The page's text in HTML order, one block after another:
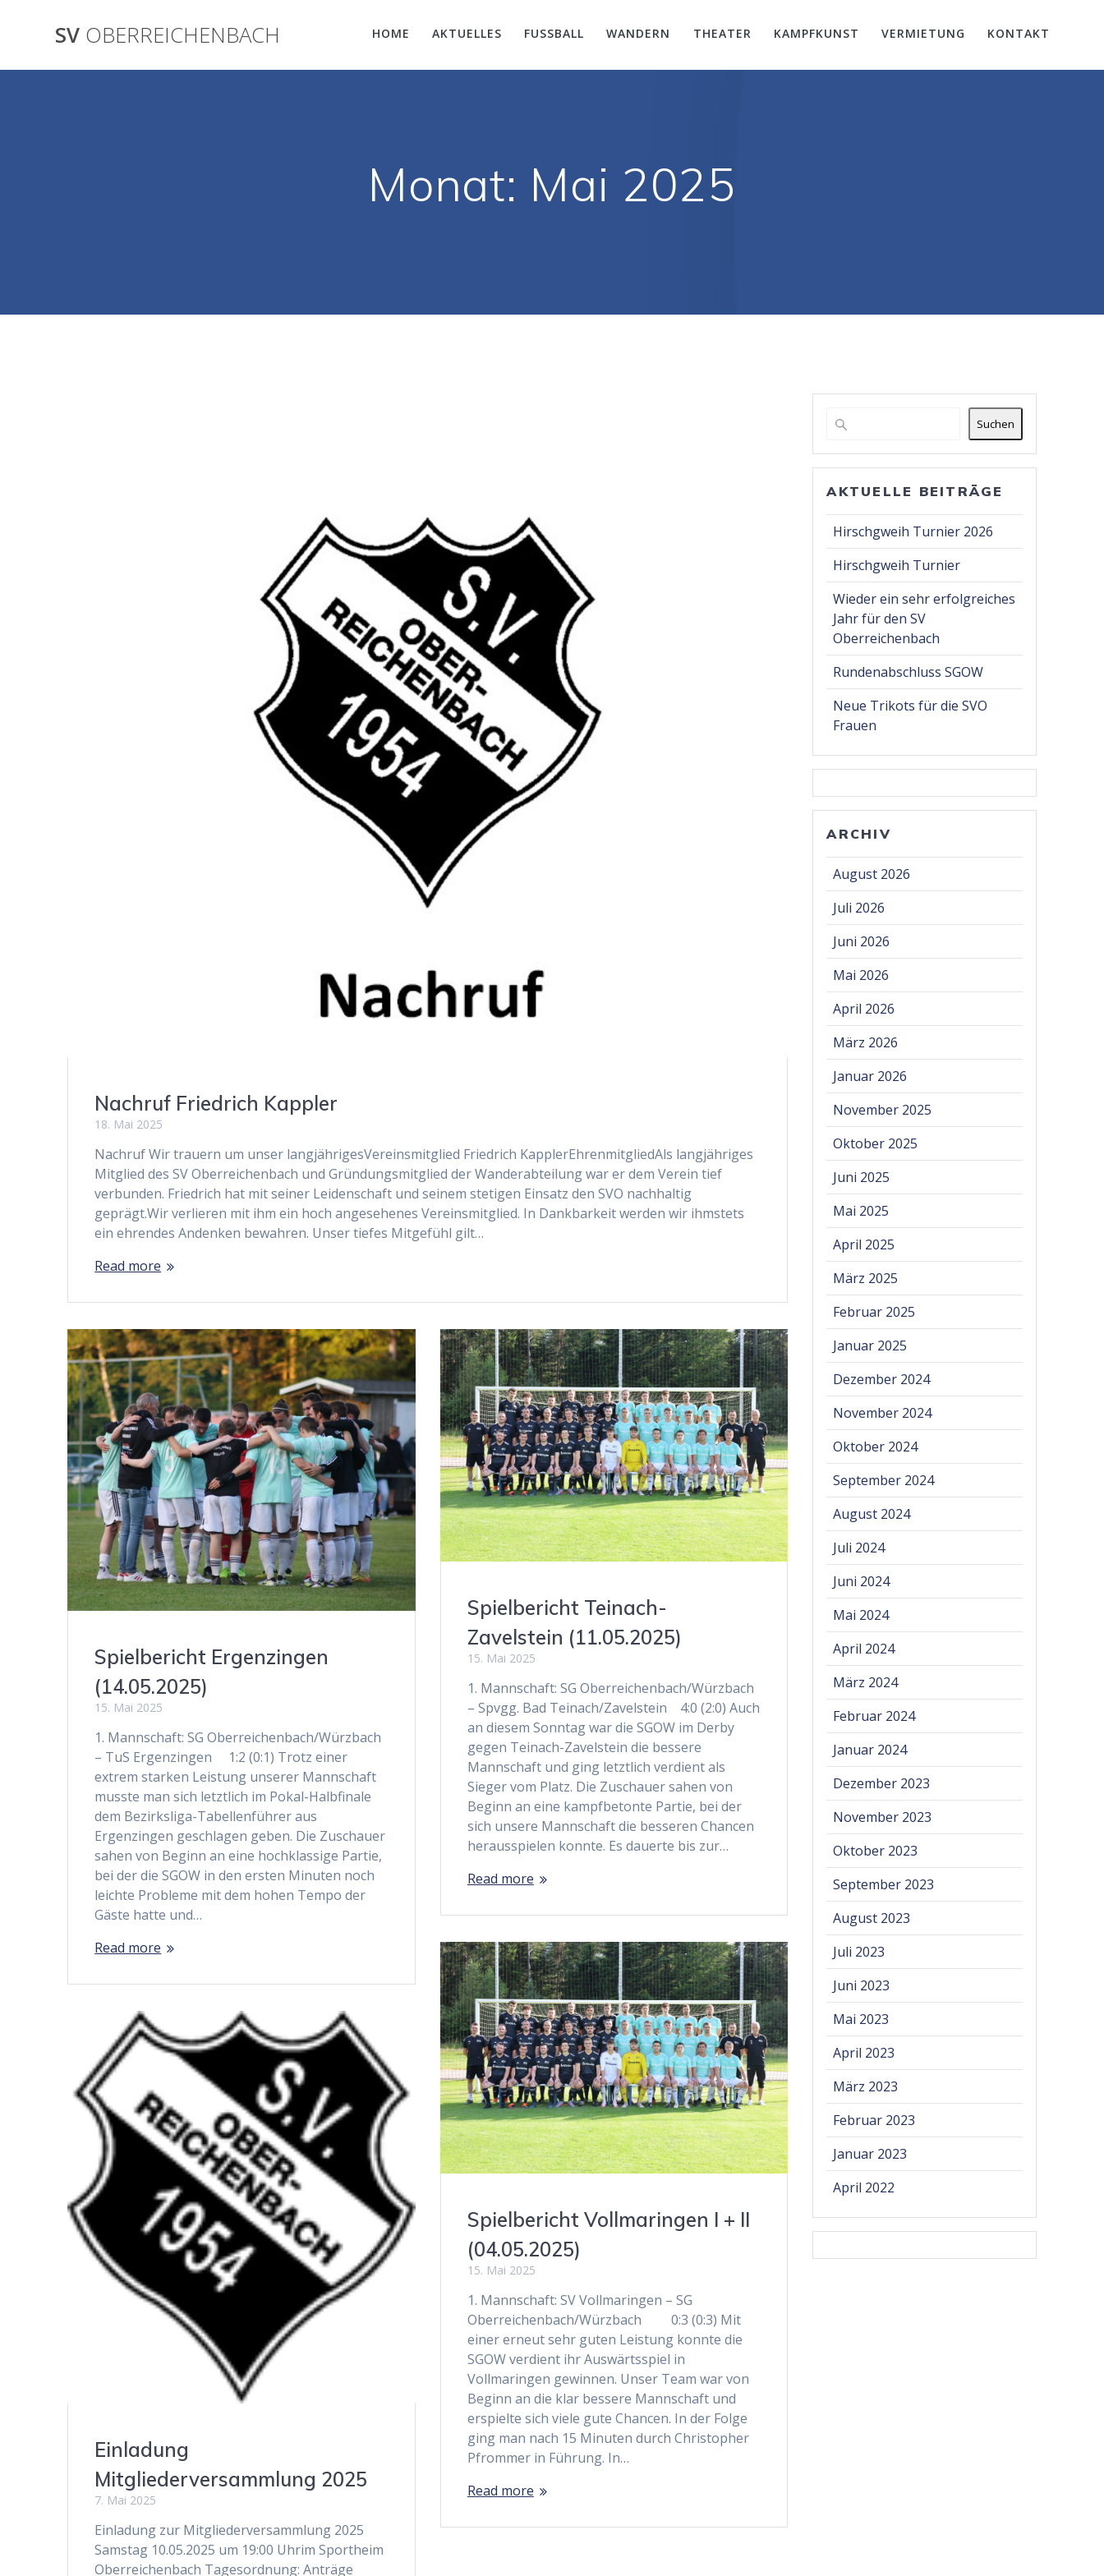
SV OBERREICHENBACH HOME AKTUELLES FUSSBALL WANDERN THEATER KAMPFKUNST VERMIETUNG KONTAKT
Monat: Mai 2025
Nachruf Friedrich Kappler
18. Mai 2025
Nachruf Wir trauern um unser langjährigesVereinsmitglied Friedrich KapplerEhrenmitgliedAls langjähriges
Mitglied des SV Oberreichenbach und Gründungsmitglied der Wanderabteilung war er dem Verein tief
verbunden. Friedrich hat mit seiner Leidenschaft und seinem stetigen Einsatz den SVO nachhaltig
geprägt.Wir verlieren mit ihm ein hoch angesehenes Vereinsmitglied. In Dankbarkeit werden wir ihmstets
ein ehrendes Andenken bewahren. Unser tiefes Mitgefühl gilt…
Read more
Spielbericht Ergenzingen
(14.05.2025)
15. Mai 2025
1. Mannschaft: SG Oberreichenbach/Würzbach
– TuS Ergenzingen 1:2 (0:1) Trotz einer
extrem starken Leistung unserer Mannschaft
musste man sich letztlich im Pokal-Halbfinale
dem Bezirksliga-Tabellenführer aus
Ergenzingen geschlagen geben. Die Zuschauer
sahen von Beginn an eine hochklassige Partie,
bei der die SGOW in den ersten Minuten noch
leichte Probleme mit dem hohen Tempo der
Gäste hatte und…
Read more
Spielbericht Teinach-
Zavelstein (11.05.2025)
15. Mai 2025
1. Mannschaft: SG Oberreichenbach/Würzbach
– Spvgg. Bad Teinach/Zavelstein 4:0 (2:0) Auch
an diesem Sonntag war die SGOW im Derby
gegen Teinach-Zavelstein die bessere
Mannschaft und ging letztlich verdient als
Sieger vom Platz. Die Zuschauer sahen von
Beginn an eine kampfbetonte Partie, bei der
sich unsere Mannschaft die besseren Chancen
herausspielen konnte. Es dauerte bis zur…
Read more
Spielbericht Vollmaringen I + II
(04.05.2025)
15. Mai 2025
1. Mannschaft: SV Vollmaringen – SG
Oberreichenbach/Würzbach 0:3 (0:3) Mit
einer erneut sehr guten Leistung konnte die
SGOW verdient ihr Auswärtsspiel in
Vollmaringen gewinnen. Unser Team war von
Beginn an die klar bessere Mannschaft und
erspielte sich viele gute Chancen. In der Folge
ging man nach 15 Minuten durch Christopher
Pfrommer in Führung. In…
Read more
Einladung
Mitgliederversammlung 2025
7. Mai 2025
Einladung zur Mitgliederversammlung 2025
Samstag 10.05.2025 um 19:00 Uhrim Sportheim
Oberreichenbach Tagesordnung: Anträge
Suchen
AKTUELLE BEITRÄGE
Hirschgweih Turnier 2026
Hirschgweih Turnier
Wieder ein sehr erfolgreiches
Jahr für den SV
Oberreichenbach
Rundenabschluss SGOW
Neue Trikots für die SVO
Frauen
ARCHIV
August 2026
Juli 2026
Juni 2026
Mai 2026
April 2026
März 2026
Januar 2026
November 2025
Oktober 2025
Juni 2025
Mai 2025
April 2025
März 2025
Februar 2025
Januar 2025
Dezember 2024
November 2024
Oktober 2024
September 2024
August 2024
Juli 2024
Juni 2024
Mai 2024
April 2024
März 2024
Februar 2024
Januar 2024
Dezember 2023
November 2023
Oktober 2023
September 2023
August 2023
Juli 2023
Juni 2023
Mai 2023
April 2023
März 2023
Februar 2023
Januar 2023
April 2022